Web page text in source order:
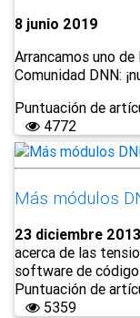
8 junio 2019
Arrancamos uno
Comunidad DNN:
Puntuación de
4772
Más módulos
23 diciembre 2013
acerca de las
software de código
Puntuación de
5359